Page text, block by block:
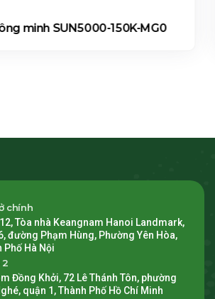
thông minh SUN2000-150K-MG0
chính
Tòa nhà Keangnam Hanoi Landmark,
đường Phạm Hùng, Phường Yên Hòa,
Phố Hà Nội
2
Đồng Khởi, 72 Lê Thánh Tôn, phường
quận 1, Thành Phố Hồ Chí Minh